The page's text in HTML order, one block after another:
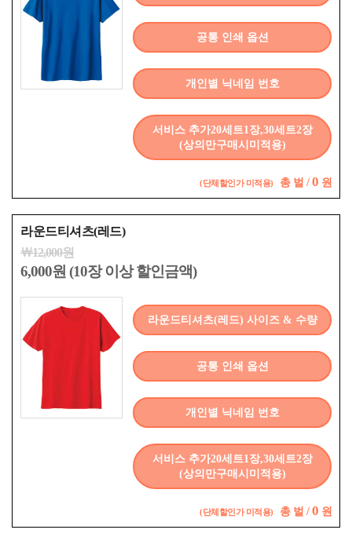
공통 인쇄 옵션
개인별 닉네임 번호
서비스 추가20세트1장,30세트2장
(상의만구매시미적용)
(단체할인가 미적용) 총 벌 / 0 원
라운드티셔츠(레드)
￦12,000원
6,000원 (10장 이상 할인금액)
라운드티셔츠(레드) 사이즈 & 수량
공통 인쇄 옵션
개인별 닉네임 번호
서비스 추가20세트1장,30세트2장
(상의만구매시미적용)
(단체할인가 미적용) 총 벌 / 0 원